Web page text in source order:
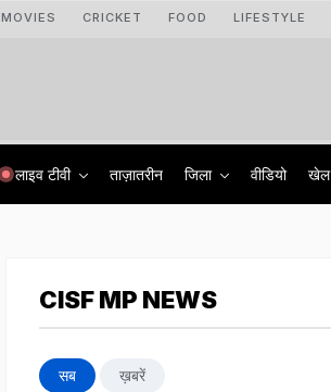
MOVIES CRICKET FOOD LIFESTYLE
लाइव टीवी ताज़ातरीन जिला वीडियो खेल
CISF MP NEWS
सब ख़बरें